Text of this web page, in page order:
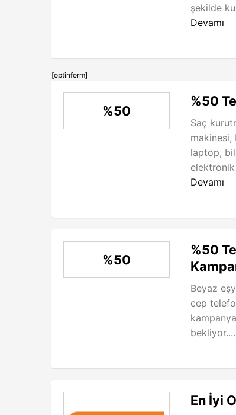
şekilde
Devamı
[optinform]
%50
%50
Saç
laptop,
Devamı
%50
%50
Beyaz
cep
bekliyor....
En İyi